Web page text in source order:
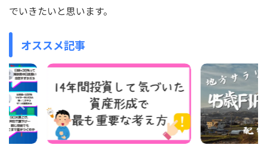
でいきたいと思います。
オススメ記事